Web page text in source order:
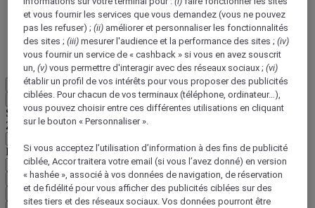
+30 marques
DÉCOUVRIR
Plus
Retour
Sélectionnez votre zone et votre langue ci-dessous
Zone géographique
Pays/Région - Langue
Valider votre zone et votre langue
EUR (€)
et vous fournir les services que vous demandez (vous ne pouvez
pas les refuser) ;(ii) améliorer et personnaliser les fonctionnalités
des sites ;(iii) mesurer l'audience et la performance des sites ;(iv)
vous fournir un service de « cashback » si vous en avez souscrit
un,(v) vous permettre d'interagir avec des réseaux sociaux ;(vi)
établir un profil de vos intérêts pour vous proposer des publicités
ciblées. Pour chacun de vos terminaux (téléphone, ordinateur…),
vous pouvez choisir entre ces différentes utilisations en cliquant
sur le bouton « Personnaliser ».
Si vous acceptez l’utilisation d’information à des fins de publicité
ciblée, Accor traitera votre email (si vous l’avez donné) en version
« hashée », associé à vos données de navigation, de réservation
et de fidélité pour vous afficher des publicités ciblées sur des
sites tiers et des réseaux sociaux. Vos données pourront être